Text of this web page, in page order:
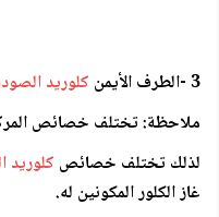
3 -الطرف الأيمن كلوريد
ملاحظة: تختلف خصائص
لذلك تختلف خصائص كلوريد
غاز الكلور المكونين له.